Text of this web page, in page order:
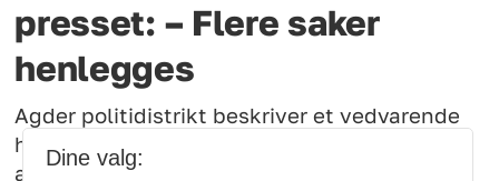
presset: – Flere saker
henlegges
Agder politidistrikt beskriver et vedvarende
høyt arbeidspress og peker på en økning i
alvorlige og komplekse straffesaker.
Dine valg: